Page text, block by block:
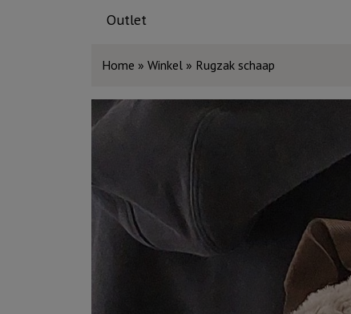
Outlet
Home » Winkel » Rugzak schaap